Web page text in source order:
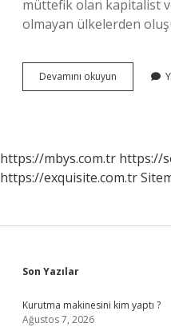
müttefik olan kapitalist
olmayan ülkelerden
Devamını okuyun
Bloku
https://mbys.com.tr https://
https://exquisite.com.tr
Sidebar
Son Yazılar
Kurutma makinesini kim yaptı ?
Ağustos 7, 2026